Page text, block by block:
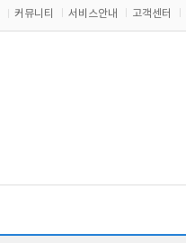
커뮤니티 서비스안내 고객센터